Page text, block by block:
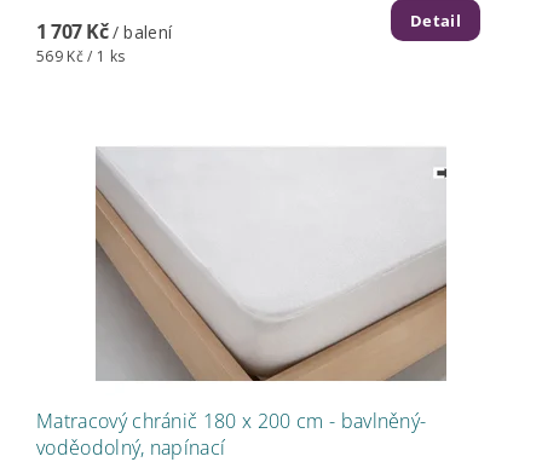
1 707 Kč/ balení
569 Kč / 1 ks
Detail
Matracový chránič 180 x 200 cm - bavlněný-
voděodolný, napínací